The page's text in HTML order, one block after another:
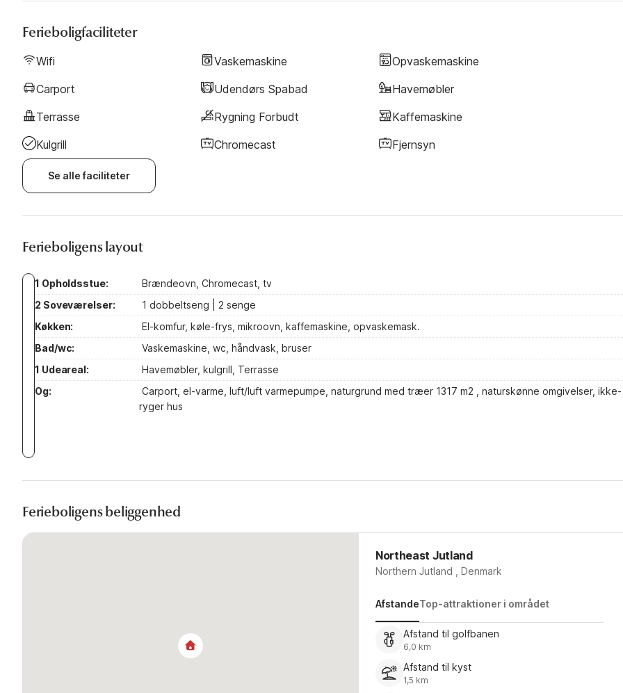
Ferieboligfaciliteter
Wifi Vaskemaskine
Opvaskemaskine
Carport
Udendørs Spabad
Havemøbler
Terrasse
Rygning Forbudt
Kaffemaskine
Kulgrill
Chromecast Fjernsyn
Se alle faciliteter
Ferieboligens layout
1 Opholdsstue:
Brændeovn, Chromecast, tv
2 Soveværelser:
1 dobbeltseng | 2 senge
Køkken:
El-komfur, køle-frys, mikroovn, kaffemaskine, opvaskemask.
Bad/wc:
Vaskemaskine, wc, håndvask, bruser
1 Udeareal:
Havemøbler, kulgrill, Terrasse
Og:
Carport, el-varme, luft/luft varmepumpe, naturgrund med træer 1317 m2 , naturskønne omgivelser, ikke-
ryger hus
Ferieboligens beliggenhed
Northeast Jutland
Northern Jutland , Denmark
AfstandeTop-attraktioner i området
Afstand til golfbanen
6,0 km
Afstand til kyst
1,5 km